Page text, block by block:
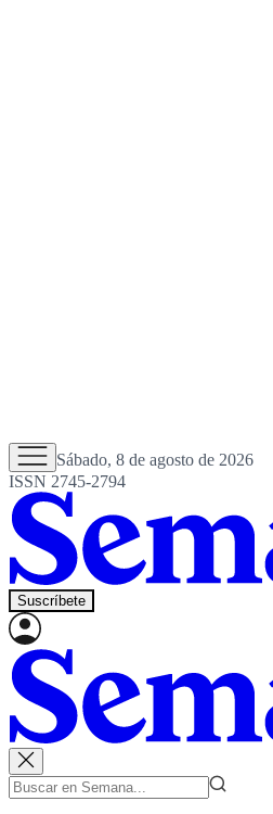
Sábado, 8 de agosto de 2026
ISSN 2745-2794
Suscríbete